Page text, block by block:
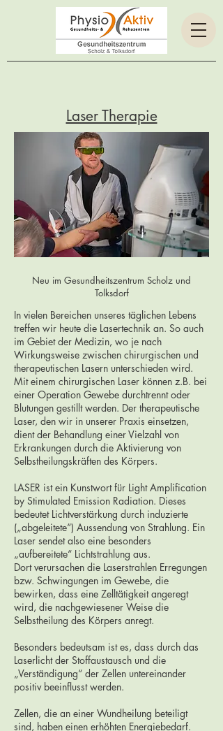
Laser Therapie
Neu im Gesundheitszentrum Scholz und
Tolksdorf
In vielen Bereichen unseres täglichen Lebens
treffen wir heute die Lasertechnik an. So auch
im Gebiet der Medizin, wo je nach
Wirkungsweise zwischen chirurgischen und
therapeutischen Lasern unterschieden wird.
Mit einem chirurgischen Laser können z.B. bei
einer Operation Gewebe durchtrennt oder
Blutungen gestillt werden. Der therapeutische
Laser, den wir in unserer Praxis einsetzen,
dient der Behandlung einer Vielzahl von
Erkrankungen durch die Aktivierung von
Selbstheilungskräften des Körpers.
LASER ist ein Kunstwort für Light Amplification
by Stimulated Emission Radiation. Dieses
bedeutet Lichtverstärkung durch induzierte
(„abgeleitete“) Aussendung von Strahlung. Ein
Laser sendet also eine besonders
„aufbereitete“ Lichtstrahlung aus.
Dort verursachen die Laserstrahlen Erregungen
bzw. Schwingungen im Gewebe, die
bewirken, dass eine Zelltätigkeit angeregt
wird, die nachgewiesener Weise die
Selbstheilung des Körpers anregt.
Besonders bedeutsam ist es, dass durch das
Laserlicht der Stoffaustausch und die
„Verständigung“ der Zellen untereinander
positiv beeinflusst werden.
Zellen, die an einer Wundheilung beteiligt
sind, haben einen erhöhten Energiebedarf.